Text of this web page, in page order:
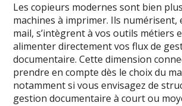
Les copieurs modernes sont bien
machines à imprimer. Ils numérisent,
mail, s’intègrent à vos outils métiers
alimenter directement vos flux de
documentaire. Cette dimension
prendre en compte dès le choix du
notamment si vous envisagez de
gestion documentaire à court ou